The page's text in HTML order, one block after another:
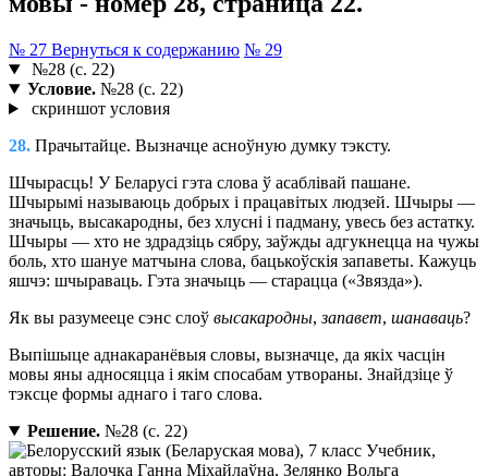
№ 27 Вернуться к содержанию № 29
№28 (с. 22)
Условие.№28 (с. 22)
скриншот условия
28. Прачытайце. Вызначце асноўную думку тэксту.
Шчырасць! У Беларусі гэта слова ў асаблівай пашане.
Шчырымі называюць добрых і працавітых людзей. Шчыры —
значыць, высакародны, без хлусні і падману, увесь без астатку.
Шчыры — хто не здрадзіць сябру, заўжды адгукнецца на чужы
боль, хто шануе матчына слова, бацькоўскія запаветы. Кажуць
яшчэ: шчыраваць. Гэта значыць — старацца («Звязда»).
Як вы разумееце сэнс слоў высакародны,запавет, шанаваць?
Выпішыце аднакаранёвыя словы, вызначце, да якіх часцін
мовы яны адносяцца і якім спосабам утвораны. Знайдзіце ў
тэксце формы аднаго і таго слова.
Решение.№28 (с. 22)